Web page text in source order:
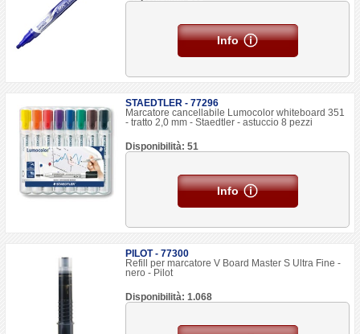
Info
STAEDTLER - 77296
Marcatore cancellabile Lumocolor whiteboard 351
- tratto 2,0 mm - Staedtler - astuccio 8 pezzi
Disponibilità: 51
Info
PILOT - 77300
Refill per marcatore V Board Master S Ultra Fine -
nero - Pilot
Disponibilità: 1.068